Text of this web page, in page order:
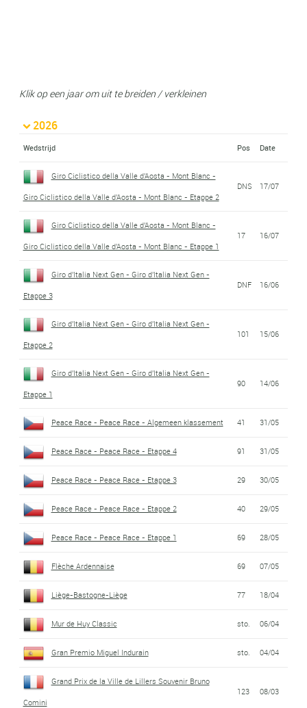
Klik op een jaar om uit te breiden / verkleinen
2026
Wedstrijd Pos Date
Giro Ciclistico della Valle d'Aosta - Mont Blanc -
Giro Ciclistico della Valle d'Aosta - Mont Blanc - Etappe 2
DNS 17/07
Giro Ciclistico della Valle d'Aosta - Mont Blanc -
Giro Ciclistico della Valle d'Aosta - Mont Blanc - Etappe 1
17 16/07
Giro d'Italia Next Gen - Giro d'Italia Next Gen -
Etappe 3
DNF 16/06
Giro d'Italia Next Gen - Giro d'Italia Next Gen -
Etappe 2
101 15/06
Giro d'Italia Next Gen - Giro d'Italia Next Gen -
Etappe 1
90 14/06
Peace Race - Peace Race - Algemeen klassement 41 31/05
Peace Race - Peace Race - Etappe 4 91 31/05
Peace Race - Peace Race - Etappe 3 29 30/05
Peace Race - Peace Race - Etappe 2 40 29/05
Peace Race - Peace Race - Etappe 1 69 28/05
Flèche Ardennaise 69 07/05
Liège-Bastogne-Liège 77 18/04
Mur de Huy Classic sto. 06/04
Gran Premio Miguel Indurain sto. 04/04
Grand Prix de la Ville de Lillers Souvenir Bruno
Comini
123 08/03